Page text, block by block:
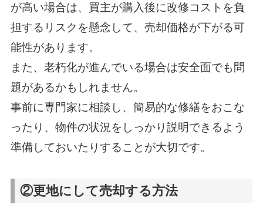
が高い場合は、買主が購入後に改修コストを負
担するリスクを懸念して、売却価格が下がる可
能性があります。
また、老朽化が進んでいる場合は安全面でも問
題があるかもしれません。
事前に専門家に相談し、簡易的な修繕をおこな
ったり、物件の状況をしっかり説明できるよう
準備しておいたりすることが大切です。
②更地にして売却する方法